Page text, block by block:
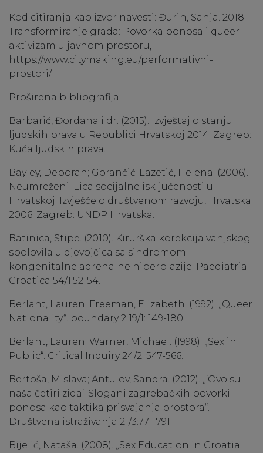
Kod citiranja kao izvor navesti: Đurin, Sanja. 2018.
Transformiranje grada: Povorka ponosa i queer
aktivizam u javnom prostoru,
https://www.citymaking.eu/performativni-
prostori/
Proširena bibliografija
Barbarić, Đordana i dr. (2015). Izvještaj o stanju
ljudskih prava u Republici Hrvatskoj 2014. Zagreb:
Kuća ljudskih prava.
Bayley, Deborah; Gorančić-Lazetić, Helena. (2006).
Neumreženi: Lica socijalne isključenosti u
Hrvatskoj. Izvješće o društvenom razvoju, Hrvatska
2006. Zagreb: UNDP Hrvatska.
Batinica, Stipe. (2010). Kirurška korekcija vanjskog
spolovila u djevojčica sa sindromom
kongenitalne adrenalne hiperplazije. Paediatria
Croatica 54/1:52-54.
Berlant, Lauren; Freeman, Elizabeth. (1992). „Queer
Nationality“. boundary 2 19/1: 149-180.
Berlant, Lauren; Warner, Michael. (1998). „Sex in
Public“. Critical Inquiry 24/2: 547-566.
Bertoša, Mislava; Antulov, Sandra. (2012). „’Ovo su
naša četiri zida’: Slogani zagrebačkih povorki
ponosa kao taktika prisvajanja prostora“.
Društvena istraživanja 21/3:771-791.
Bijelić, Nataša. (2008). „Sex Education in Croatia: